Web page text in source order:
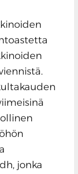
jonka